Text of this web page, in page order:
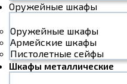
Оружейные шкафы
Оружейные шкафы
Армейские шкафы
Пистолетные сейфы
Шкафы металлические